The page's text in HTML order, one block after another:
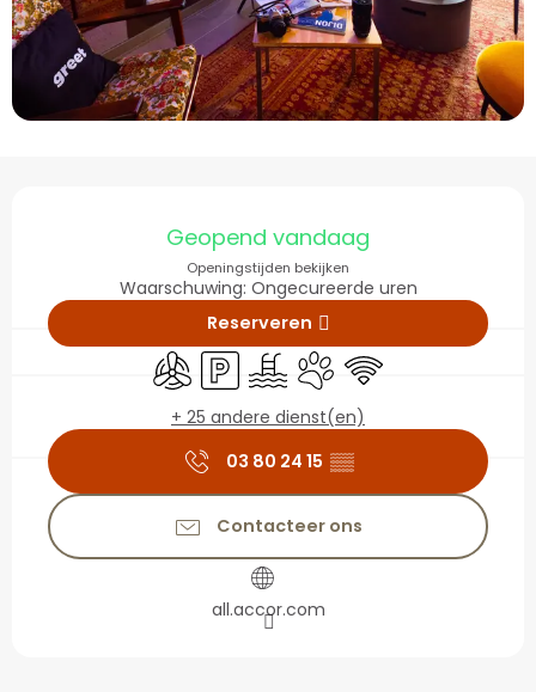
Openingstijden en
Geopend vandaag
Openingstijden bekijken
Waarschuwing: Ongecureerde uren
Reserveren
Met aircoParkeerplaats
ZwembadDieren toegelaten
Wifi
+ 25 andere dienst(en)
03 80 24 15 ▒▒
Contacteer ons
all.accor.com